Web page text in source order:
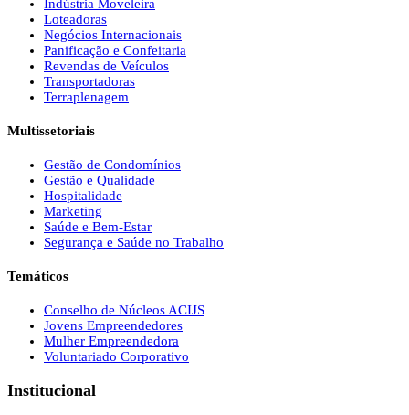
Indústria Moveleira
Loteadoras
Negócios Internacionais
Panificação e Confeitaria
Revendas de Veículos
Transportadoras
Terraplenagem
Multissetoriais
Gestão de Condomínios
Gestão e Qualidade
Hospitalidade
Marketing
Saúde e Bem-Estar
Segurança e Saúde no Trabalho
Temáticos
Conselho de Núcleos ACIJS
Jovens Empreendedores
Mulher Empreendedora
Voluntariado Corporativo
Institucional